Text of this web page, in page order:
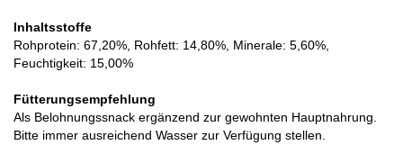
Inhaltsstoffe
Rohprotein: 67,20%, Rohfett: 14,80%, Minerale: 5,60%,
Feuchtigkeit: 15,00%
Fütterungsempfehlung
Als Belohnungssnack ergänzend zur gewohnten Hauptnahrung.
Bitte immer ausreichend Wasser zur Verfügung stellen.​